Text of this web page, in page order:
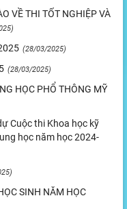
VỀ THI TỐT NGHIỆP VÀ
(28/03/2025)
(28/03/2025)
HỌC PHỔ THÔNG MỸ
Cuộc thi Khoa học kỹ
học năm học 2024-
SINH NĂM HỌC